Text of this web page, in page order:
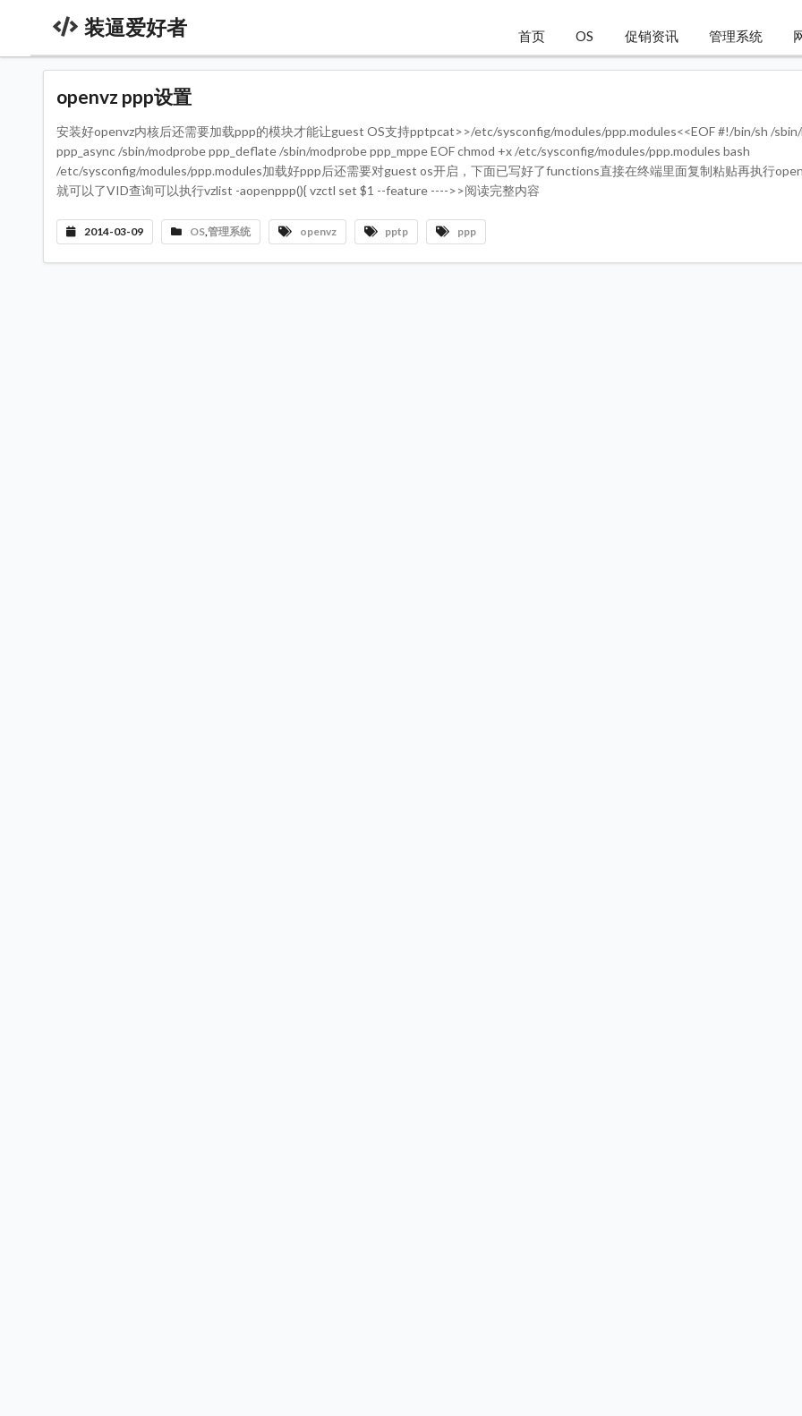
装逼爱好者 首页 OS 促销资讯 管理系统
openvz ppp设置
安装好openvz内核后还需要加载ppp的模块才能让guest OS支持pptpcat>>/etc/sysconfig/modules/ppp.modules<<EOF #!/bin/sh /
ppp_async /sbin/modprobe ppp_deflate /sbin/modprobe ppp_mppe EOF chmod +x /etc/sysconfig/modules/ppp.modules bash
/etc/sysconfig/modules/ppp.modules加载好ppp后还需要对guest os开启，下面已写好了functions直接在终端里面复制粘贴再执行
就可以了VID查询可以执行vzlist -aopenppp(){ vzctl set $1 --feature ---->>阅读完整内容
2014-03-09 OS,管理系统 openvz pptp ppp